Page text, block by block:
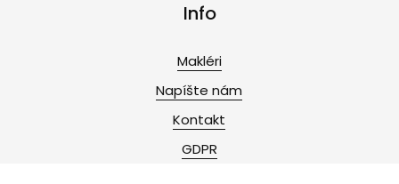
Info
Makléri
Napíšte nám
Kontakt
GDPR